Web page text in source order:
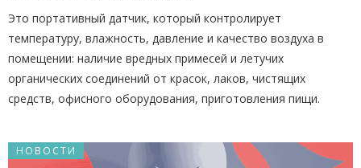
Это портативный датчик, который контролирует
температуру, влажность, давление и качество воздуха в
помещении: наличие вредных примесей и летучих
органических соединений от красок, лаков, чистящих
средств, офисного оборудования, приготовления пищи.
НОВОСТИ